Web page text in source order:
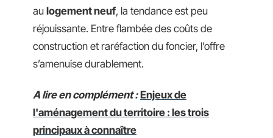
au logement neuf, la tendance est peu
réjouissante. Entre flambée des coûts de
construction et raréfaction du foncier, l’offre
s’amenuise durablement.
A lire en complément : Enjeux de
l'aménagement du territoire : les trois
principaux à connaître